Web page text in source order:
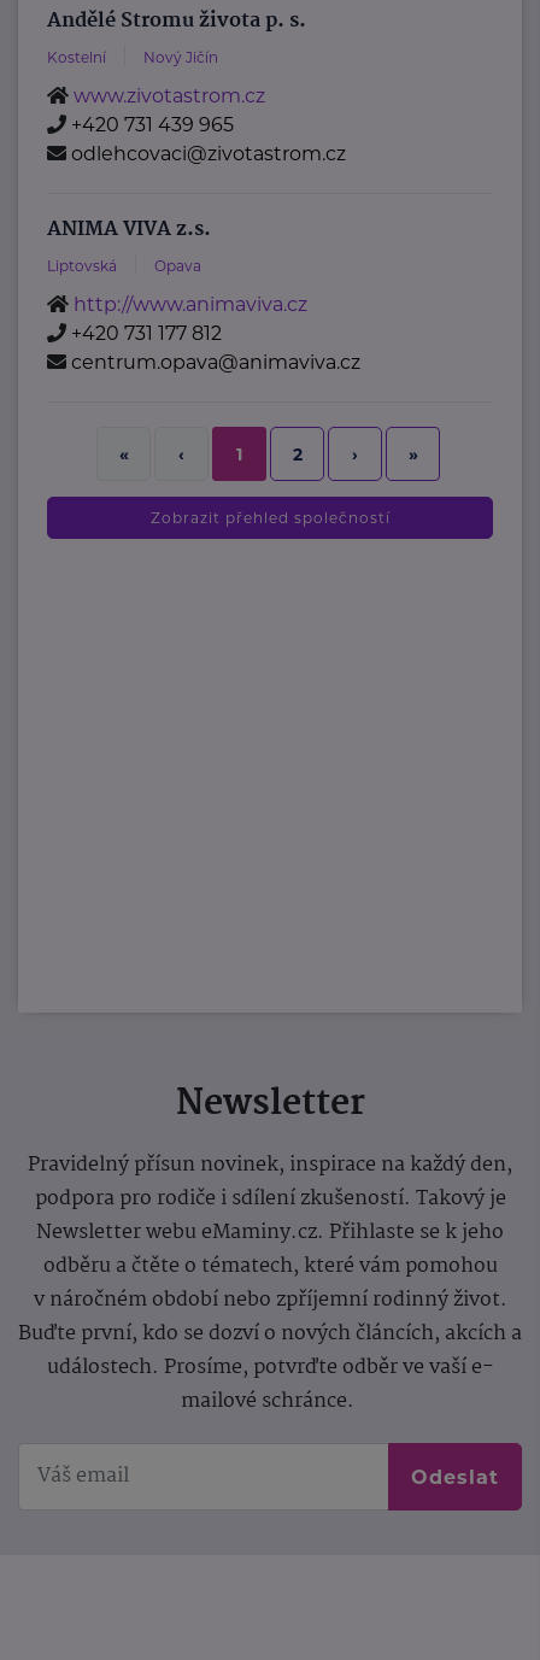
Andělé Stromu života p. s.
Kostelní Nový Jičín
www.zivotastrom.cz
+420 731 439 965
odlehcovaci@zivotastrom.cz
ANIMA VIVA z.s.
Liptovská Opava
http://www.animaviva.cz
+420 731 177 812
centrum.opava@animaviva.cz
« ‹ 1 2 › »
Zobrazit přehled společností
Newsletter
Pravidelný přísun novinek, inspirace na každý den,
podpora pro rodiče i sdílení zkušeností. Takový je
Newsletter webu eMaminy.cz. Přihlaste se k jeho
odběru a čtěte o tématech, které vám pomohou
v náročném období nebo zpříjemní rodinný život.
Buďte první, kdo se dozví o nových článcích, akcích a
událostech. Prosíme, potvrďte odběr ve vaší e-
mailové schránce.
Odeslat